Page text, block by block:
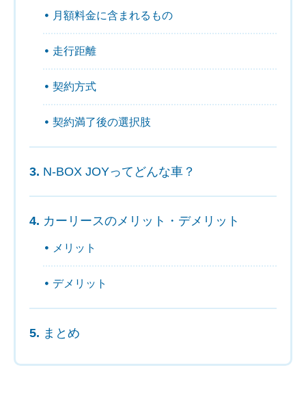
月額料金に含まれるもの
走行距離
契約方式
契約満了後の選択肢
N-BOX JOYってどんな車？
カーリースのメリット・デメリット
メリット
デメリット
まとめ